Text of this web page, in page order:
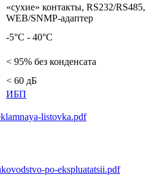
«сухие» контакты, RS232/RS485,
WEB/SNMP-адаптер
-5°С - 40°С
< 95% без конденсата
< 60 дБ
ИБП
listovka.pdf
po-ekspluatatsii.pdf